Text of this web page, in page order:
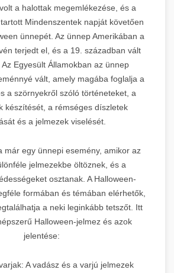
a halottak megemlékezése, és a
Mindenszentek napját követően
ünnepét. Az ünnep Amerikában a
terjedt el, és a 19. században vált
Egyesült Államokban az ünnep
vált, amely magába foglalja a
a szörnyekről szóló történeteket, a
készítését, a rémséges díszletek
és a jelmezek viselését.
már egy ünnepi esemény, amikor az
jelmezekbe öltöznek, és a
osztanak. A Halloween-
formában és témában elérhetők,
a neki leginkább tetszőt. Itt
Halloween-jelmez és azok
jelentése:
A vadász és a varjú jelmezek